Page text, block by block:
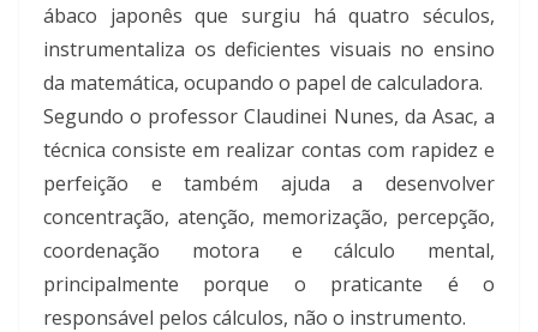
ábaco japonês que surgiu há quatro séculos,
instrumentaliza os deficientes visuais no ensino
da matemática, ocupando o papel de calculadora.
Segundo o professor Claudinei Nunes, da Asac, a
técnica consiste em realizar contas com rapidez e
perfeição e também ajuda a desenvolver
concentração, atenção, memorização, percepção,
coordenação motora e cálculo mental,
principalmente porque o praticante é o
responsável pelos cálculos, não o instrumento.